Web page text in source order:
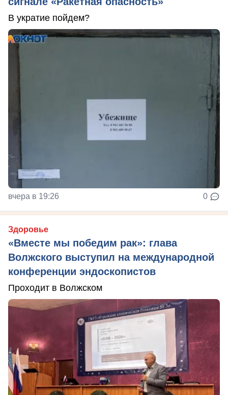
В укратие пойдем?
вчера в 19:26 0
Здоровье
«Вместе мы победим рак»: глава
Волжского выступил на международной
конференции эндоскопистов
Проходит в Волжском